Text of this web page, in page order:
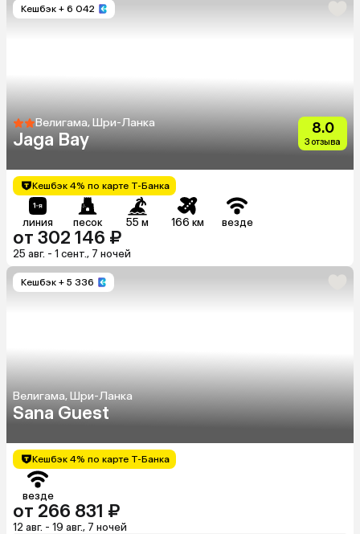
Кешбэк + 6 042
Велигама, Шри-Ланка
Jaga Bay
8.0
3 отзыва
Кешбэк 4% по карте Т-Банка
линия песок 55 м 166 км везде
от 302 146 ₽
25 авг. - 1 сент., 7 ночей
Кешбэк + 5 336
Велигама, Шри-Ланка
Sana Guest
Кешбэк 4% по карте Т-Банка
везде
от 266 831 ₽
12 авг. - 19 авг., 7 ночей